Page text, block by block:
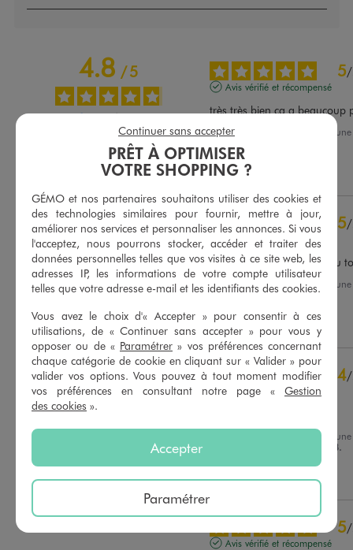
4.8/5
avis soumis à un
contrôle
Voir tous les avis sur ce site
5étoiles
36
étoiles
3étoiles
1
2étoiles
0
1étoile 0
5/
Avis vérifié et récompensé
très très bien ça a beaucoup
Avis du
, suite à
Utile (0)
5/
Avis vérifié et récompensé
Très beau et confortable au
Avis du13/03/2026 , suite à
28/02/2026 parPascale L.
Utile (0) Signaler
4/
Avis vérifié et récompensé
, suite à
Anne Laure B.
5/
Avis vérifié et récompensé
PRÊT À OPTIMISER
VOTRE SHOPPING ?
GÉMO et nos partenaires souhaitons utiliser des cookies et
des technologies similaires pour fournir, mettre à jour,
améliorer nos services et personnaliser les annonces. Si vous
l'acceptez, nous pourrons stocker, accéder et traiter des
données personnelles telles que vos visites à ce site web, les
adresses IP, les informations de votre compte utilisateur
telles que votre adresse e-mail et les identifiants des cookies.
Vous avez le choix d'« Accepter » pour consentir à ces
utilisations, de « Continuer sans accepter » pour vous y
opposer ou de « Paramétrer » vos préférences concernant
chaque catégorie de cookie en cliquant sur « Valider » pour
valider vos options. Vous pouvez à tout moment modifier
vos préférences en consultant notre page « Gestion
des cookies ».
Accepter
Paramétrer
Continuer sans accepter